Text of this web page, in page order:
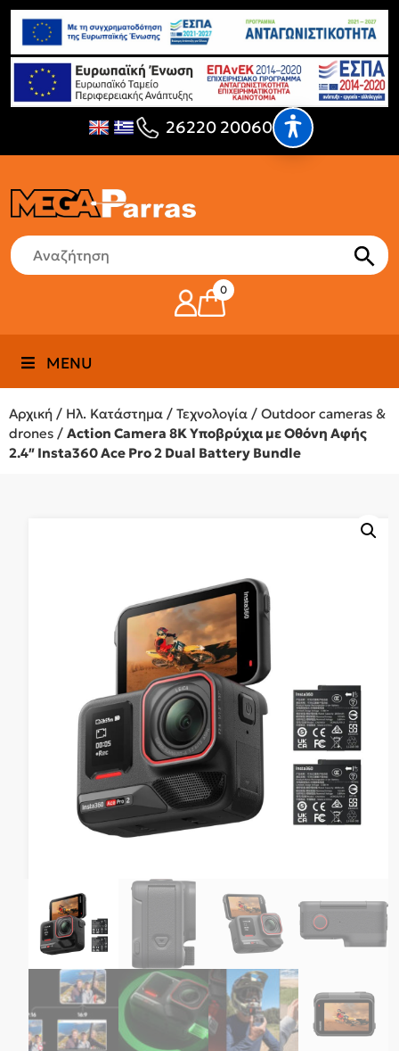
26220 20060
0
MENU
Αρχική / Ηλ. Κατάστημα / Τεχνολογία / Outdoor cameras &
drones / Action Camera 8K Υποβρύχια με Οθόνη Αφής
2.4″ Insta360 Ace Pro 2 Dual Battery Bundle